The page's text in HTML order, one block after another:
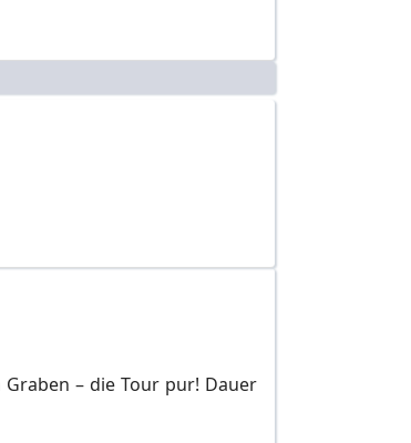
– die Tour pur! Dauer